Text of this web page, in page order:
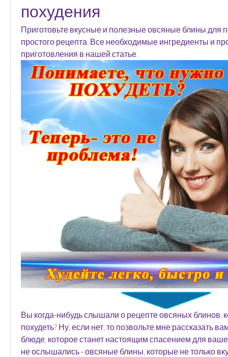
похудения
Приготовьте вкусные и полезные овсяные блины для
простого рецепта. Все необходимые ингредиенты и
приготовления в нашей статье.
Вы когда-нибудь слышали о рецепте овсяных блинов,
похудеть? Ну, если нет, то позвольте мне рассказать
блюде, которое станет настоящим спасением для
не ослышались - овсяные блины, которые не только